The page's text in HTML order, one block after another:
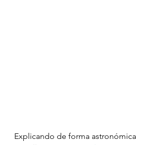
Explicando de forma astronómica